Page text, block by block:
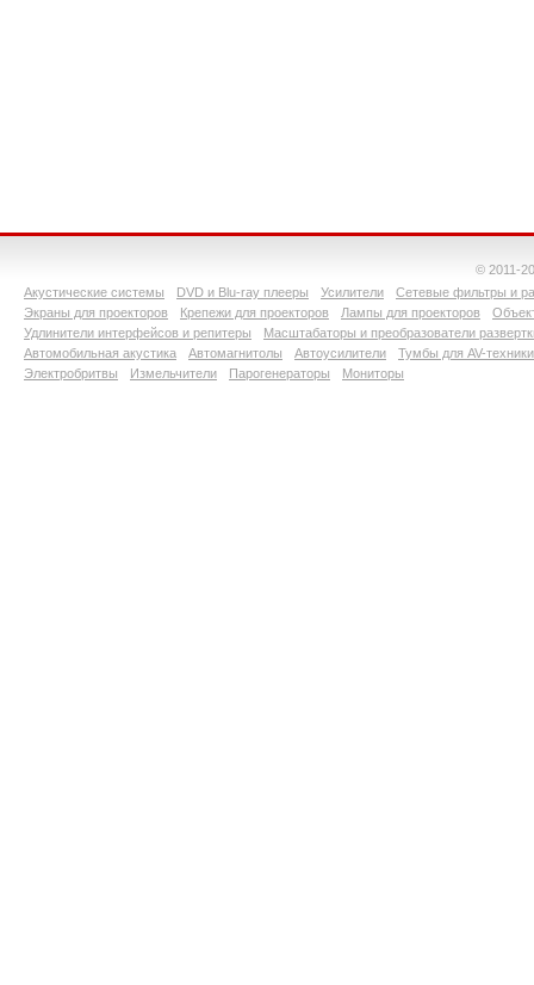
© 2011-
Акустические системы
DVD и Blu-ray плееры Усилители
Сетевые фильтры и
Экраны для проекторов
Крепежи для проекторов Лампы для проекторов
Удлинители интерфейсов и репитеры
Масштабаторы и преобразователи
Автомобильная акустика
Автомагнитолы Автоусилители
Тумбы для AV-техники
Электробритвы
Измельчители Парогенераторы Мониторы